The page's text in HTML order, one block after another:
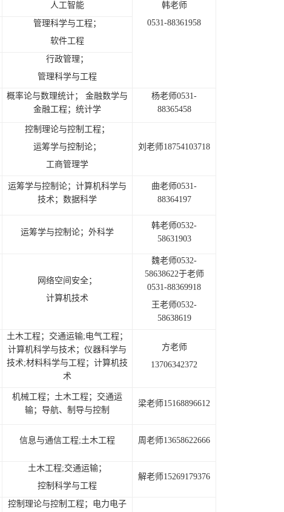
韩老师
0531-88361958
人工智能
管理科学与工程；
软件工程
行政管理；
管理科学与工程
概率论与数理统计； 金融数学与
金融工程；统计学
杨老师0531-
88365458
控制理论与控制工程；
运筹学与控制论；
工商管理学
刘老师18754103718
运筹学与控制论；计算机科学与
技术；数据科学
曲老师0531-
88364197
运筹学与控制论；外科学
韩老师0532-
58631903
网络空间安全；
计算机技术
魏老师0532-
58638622于老师
0531-88369918
王老师0532-
58638619
土木工程；交通运输;电气工程；
计算机科学与技术；仪器科学与
技术;材料科学与工程；计算机技
术
方老师
13706342372
机械工程；土木工程；交通运
输；导航、制导与控制
梁老师15168896612
信息与通信工程;土木工程 周老师13658622666
土木工程;交通运输；
控制科学与工程
解老师15269179376
控制理论与控制工程；电力电子